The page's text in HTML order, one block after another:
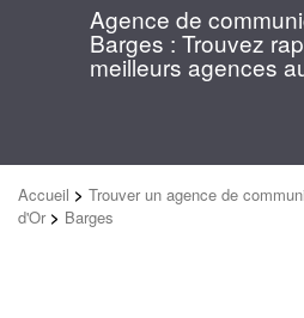
Agence de
Barges : Trouvez
meilleurs agences
Accueil > Trouver un agence de
d'Or > Barges